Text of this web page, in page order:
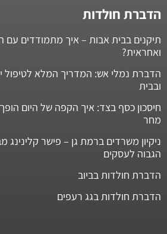
הדברת חולדות
תיקנים בבית אבות – איך מתמודדים עם
ואחראית?
הדברת נמלי אש: המדריך המלא לטיפול
ובבית
חיסכון כסף בצד: איך הקפה של היום
מחר
ניקיון משרדים ברמת גן – פישר
הגבוה לעסקים
הדברת חולדות בביוב
הדברת חולדות בגג רעפים